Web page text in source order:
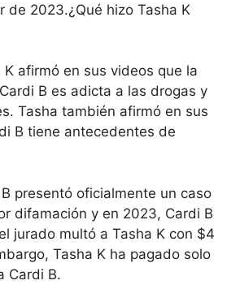
de 2023.¿Qué hizo Tasha K
K afirmó en sus videos que la
B es adicta a las drogas y
Tasha también afirmó en sus
B tiene antecedentes de
presentó oficialmente un caso
difamación y en 2023, Cardi B
jurado multó a Tasha K con $4
Tasha K ha pagado solo
Cardi B.